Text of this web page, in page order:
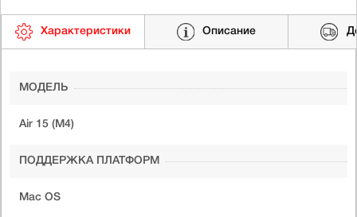
Характеристики Описание
МОДЕЛЬ
Air 15 (M4)
ПОДДЕРЖКА ПЛАТФОРМ
Mac OS